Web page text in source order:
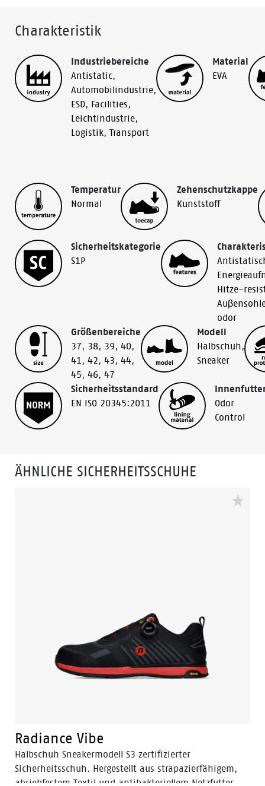
Charakteristik
Industriebereiche
Antistatic,
Automobilindustrie,
ESD, Facilities,
Leichtindustrie,
Logistik, Transport
Material
EVA
Temperatur
Normal
Zehenschutzkappe
Kunststoff
Sicherheitskategorie
S1P
Hitze-
odor
Größenbereiche
37, 38, 39, 40,
41, 42, 43, 44,
45, 46, 47
Modell
Halbschuh,
Sneaker
Sicherheitsstandard
EN ISO 20345:2011
Odor
Control
ÄHNLICHE SICHERHEITSSCHUHE
Radiance Vibe
Halbschuh Sneakermodell S3 zertifizierter
Sicherheitsschuh. Hergestellt aus strapazierfähigem,
abriebfestem Textil und antibakteriellem Netzfutter.